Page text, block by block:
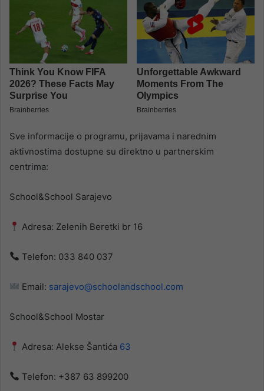
Sve informacije o programu, prijavama i narednim
aktivnostima dostupne su direktno u partnerskim
centrima:
School&School Sarajevo
Adresa: Zelenih Beretki br 16
Telefon: 033 840 037
Email: sarajevo@schoolandschool.com
School&School Mostar
Adresa: Alekse Šantića 63
Telefon: +387 63 899200